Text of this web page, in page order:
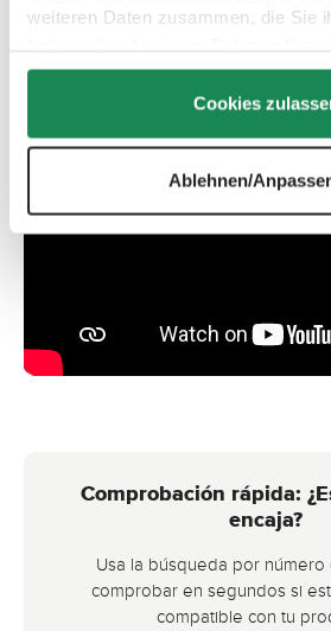
weiteren Daten zusammen, die Sie
gesammelt haben.
Cookies
Ablehnen/
Comprobación rápida:
encaja?
Usa la búsqueda por
comprobar en segundos si
compatible con tu